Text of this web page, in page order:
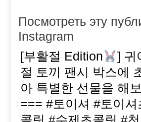
Посмотреть эту
Instagram
[부활절 Edition
] 귀
절 토끼 팬시 박스에
아 특별한 선물을 해
=== #토이셔 #토이셔